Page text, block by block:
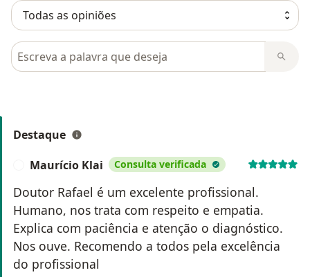
Pesquisar em opiniões
Destaque
Maurício Klai Consulta verificada
Doutor Rafael é um excelente profissional.
Humano, nos trata com respeito e empatia.
Explica com paciência e atenção o diagnóstico.
Nos ouve. Recomendo a todos pela excelência
do profissional